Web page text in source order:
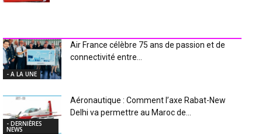
- A LA UNE
Air France célèbre 75 ans de passion et de
connectivité entre...
- DERNIÈRES
NEWS
Aéronautique : Comment l’axe Rabat-New
Delhi va permettre au Maroc de...